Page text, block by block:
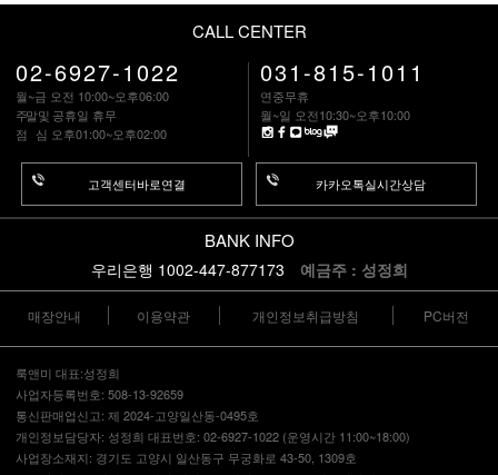
CALL CENTER
02-6927-1022
월~금 오전 10:00~오후06:00
주말및 공휴일 휴무
점 심 오후01:00~오후02:00
고객센터바로연결
031-815-1011
연중무휴
월~일 오전10:30~오후10:00
카카오톡실시간상담
BANK INFO
우리은행 1002-447-877173 예금주 : 성정희
매장안내 이용약관 개인정보취급방침 PC버전
룩앤미 대표:성정희
사업자등록번호: 508-13-92659
통신판매업신고: 제 2024-고양일산동-0495호
개인정보담당자: 성정희 대표번호: 02-6927-1022 (운영시간 11:00~18:00)
사업장소재지: 경기도 고양시 일산동구 무궁화로 43-50, 1309호